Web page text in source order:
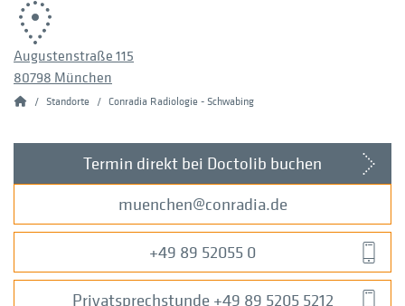
Augustenstraße 115
80798 München
Conradia
Standorte Conradia Radiologie - Schwabing
Termin direkt bei Doctolib buchen
muenchen
conradia de
+49 89 52055 0
Privatsprechstunde +49 89 5205 5212